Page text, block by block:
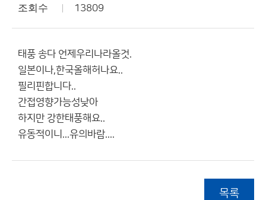
조회수 13809
태풍 송다 언제우리나라올것.
일본이나,한국올해허나요..
필리핀합니다..
간접영향가능성낮아
하지만 강한태풍해요..
유동적이니...유의바람....
목록